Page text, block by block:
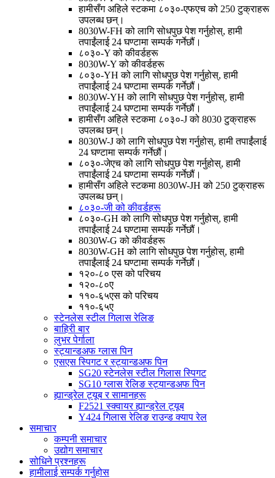
हामीसँग अहिले स्टकमा ८०३०-एफएच को 250 टुक्राहरू
उपलब्ध छन्।
8030W-FH को लागि सोधपुछ पेश गर्नुहोस्, हामी
तपाईंलाई 24 घण्टामा सम्पर्क गर्नेछौं।
८०३०-Y को कीवर्डहरू
8030W-Y को कीवर्डहरू
८०३०-YH को लागि सोधपुछ पेश गर्नुहोस्, हामी
तपाईंलाई 24 घण्टामा सम्पर्क गर्नेछौं।
8030W-YH को लागि सोधपुछ पेश गर्नुहोस्, हामी
तपाईंलाई 24 घण्टामा सम्पर्क गर्नेछौं।
हामीसँग अहिले स्टकमा ८०३०-J को 8030 टुक्राहरू
उपलब्ध छन्।
8030W-J को लागि सोधपुछ पेश गर्नुहोस्, हामी तपाईंलाई
24 घण्टामा सम्पर्क गर्नेछौं।
८०३०-जेएच को लागि सोधपुछ पेश गर्नुहोस्, हामी
तपाईंलाई 24 घण्टामा सम्पर्क गर्नेछौं।
हामीसँग अहिले स्टकमा 8030W-JH को 250 टुक्राहरू
उपलब्ध छन्।
८०३०-जी को कीवर्डहरू
८०३०-GH को लागि सोधपुछ पेश गर्नुहोस्, हामी
तपाईंलाई 24 घण्टामा सम्पर्क गर्नेछौं।
8030W-G को कीवर्डहरू
8030W-GH को लागि सोधपुछ पेश गर्नुहोस्, हामी
तपाईंलाई 24 घण्टामा सम्पर्क गर्नेछौं।
१२०-८० एस को परिचय
१२०-८०ए
११०-६५एस को परिचय
११०-६५ए
स्टेनलेस स्टील गिलास रेलिङ
बाहिरी बार
लुभर पेर्गाला
स्ट्यान्डअफ ग्लास पिन
एसएस स्पिगट र स्ट्यान्डअफ पिन
SG20 स्टेनलेस स्टील गिलास स्पिगट
SG10 ग्लास रेलिङ स्ट्यान्डअफ पिन
ह्यान्ड्रेल ट्यूब र सामानहरू
F2521 स्क्वायर ह्यान्ड्रेल ट्यूब
Y424 गिलास रेलिङ राउन्ड क्याप रेल
समाचार
कम्पनी समाचार
उद्योग समाचार
सोधिने प्रश्नहरू
हामीलाई सम्पर्क गर्नुहोस